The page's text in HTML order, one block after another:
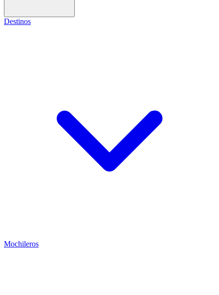
Destinos
Mochileros